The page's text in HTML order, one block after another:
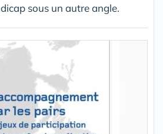
sous un autre angle.